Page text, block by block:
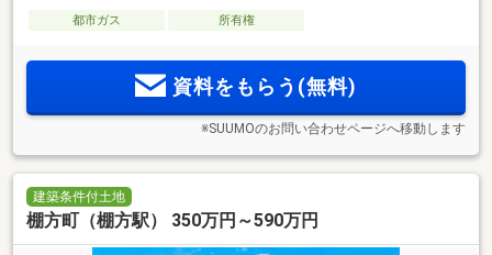
都市ガス 所有権
資料をもらう(無料)
※SUUMOのお問い合わせページへ移動します
建築条件付土地
棚方町（棚方駅） 350万円～590万円